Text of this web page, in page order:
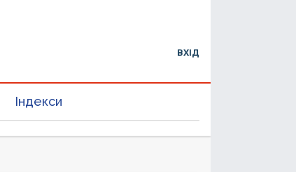
ВХІД
Індекси